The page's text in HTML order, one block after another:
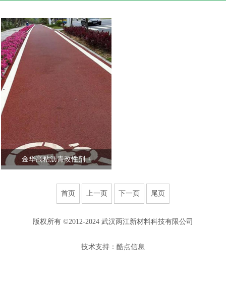
金华高粘沥青改性剂 +
首页 上一页 下一页 尾页
版权所有 ©2012-2024 武汉两江新材料科技有限公司
技术支持：酷点信息